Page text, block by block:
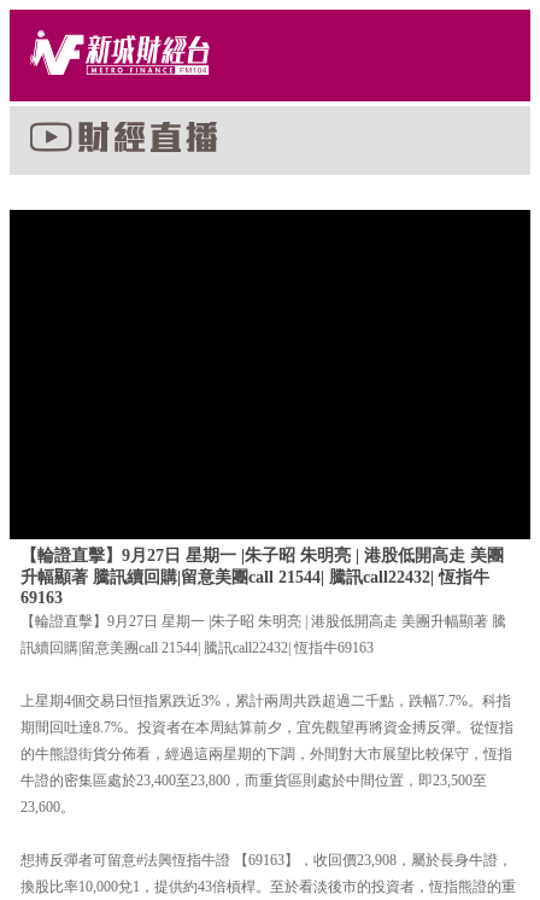
【輪證直擊】9月27日 星期一 |朱子昭 朱明亮 | 港股低開高走 美團
升幅顯著 騰訊續回購|留意美團call 21544| 騰訊call22432| 恆指牛
69163
【輪證直擊】9月27日 星期一 |朱子昭 朱明亮 | 港股低開高走 美團升幅顯著 騰
訊續回購|留意美團call 21544| 騰訊call22432| 恆指牛69163
上星期4個交易日恒指累跌近3%，累計兩周共跌超過二千點，跌幅7.7%。科指
期間回吐達8.7%。投資者在本周結算前夕，宜先觀望再將資金搏反彈。從恆指
的牛熊證街貨分佈看，經過這兩星期的下調，外間對大市展望比較保守，恆指
牛證的密集區處於23,400至23,800，而重貨區則處於中間位置，即23,500至
23,600。
想搏反彈者可留意#法興恆指牛證 【69163】，收回價23,908，屬於長身牛證，
換股比率10,000兌1，提供約43倍槓桿。至於看淡後市的投資者，恆指熊證的重